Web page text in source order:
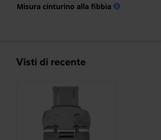
Misura cinturino alla fibbia
Visti di recente